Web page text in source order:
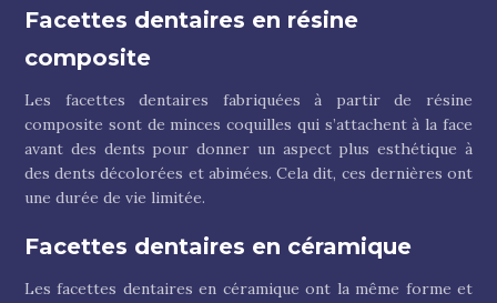
Facettes dentaires en résine
composite
Les facettes dentaires fabriquées à partir de résine
composite sont de minces coquilles qui s’attachent à la face
avant des dents pour donner un aspect plus esthétique à
des dents décolorées et abimées. Cela dit, ces dernières ont
une durée de vie limitée.
Facettes dentaires en céramique
Les facettes dentaires en céramique ont la même forme et